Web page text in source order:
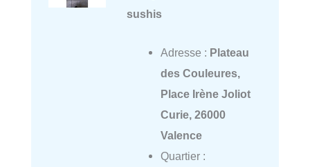
sushis
Adresse : Plateau
des Couleures,
Place Irène Joliot
Curie, 26000
Valence
Quartier :